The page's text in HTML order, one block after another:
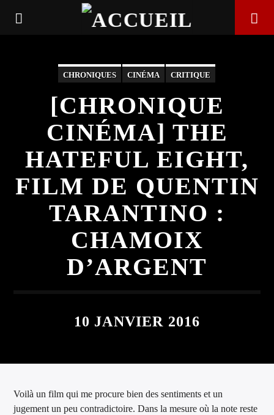
EN CE MOMENT
ARTISTE
CHRONIQUES CINÉMA CRITIQUE
[CHRONIQUE
CINÉMA] THE
HATEFUL EIGHT,
FILM DE QUENTIN
TARANTINO :
CHAMOIX
D’ARGENT
10 JANVIER 2016
Voilà un film qui me procure bien des sentiments et un
jugement un peu contradictoire. Dans la mesure où la note reste